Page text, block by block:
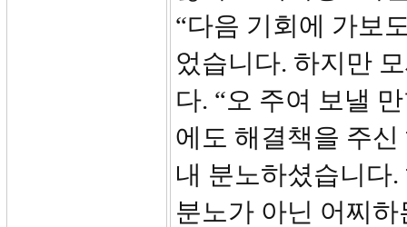
“다음 기회에 가보
었습니다. 하지만
다. “오 주여 보낼
에도 해결책을 주
내 분노하셨습니다
분노가 아닌 어찌